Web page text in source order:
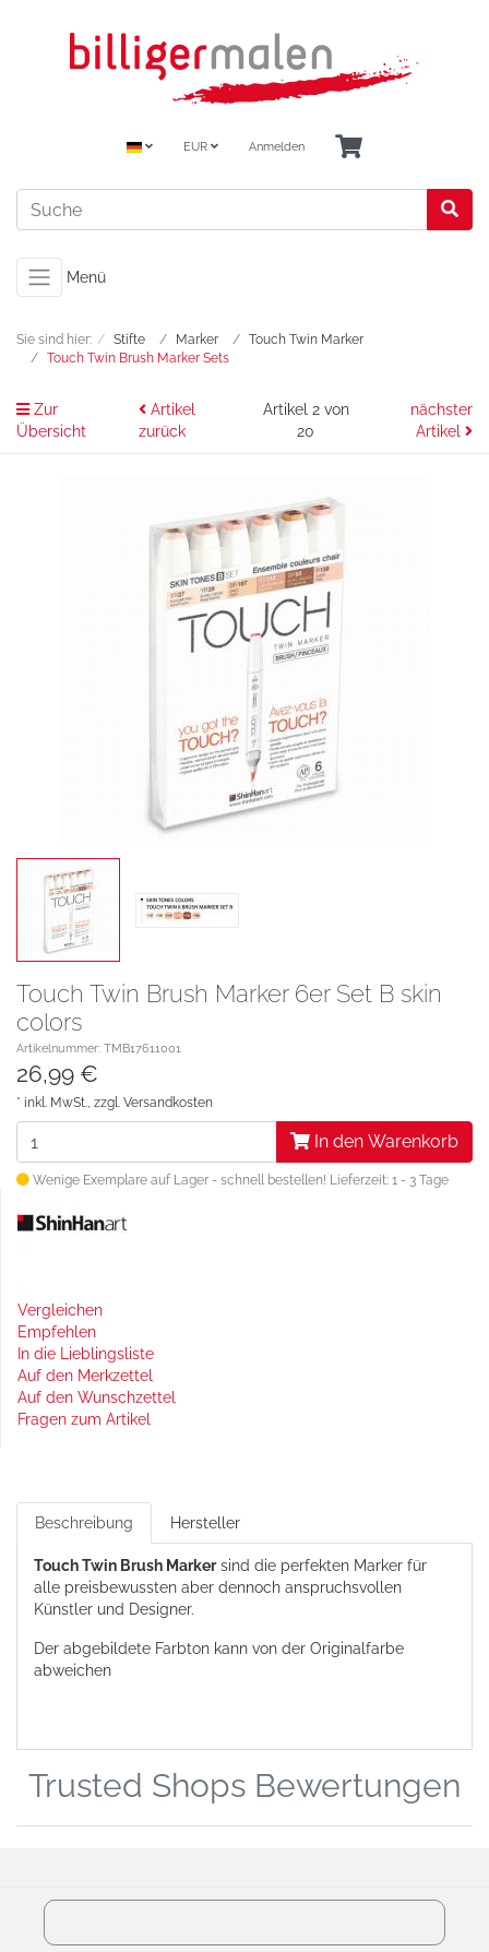
EUR Anmelden
Menü
Sie sind hier: Stifte Marker
Touch Twin Marker
Touch Twin Brush Marker Sets
Zur
Übersicht
Artikel
zurück
Artikel 2 von
20
nächster
Artikel
Touch Twin Brush Marker 6er Set B skin
colors
Artikelnummer: TMB17611001
26,99 €
* inkl. MwSt., zzgl. Versandkosten
In den Warenkorb
Wenige Exemplare auf Lager - schnell bestellen! Lieferzeit: 1 - 3 Tage
Vergleichen
Empfehlen
In die Lieblingsliste
Auf den Merkzettel
Auf den Wunschzettel
Fragen zum Artikel
Beschreibung Hersteller
Touch Twin Brush Markersind die perfekten Marker für
alle preisbewussten aber dennoch anspruchsvollen
Künstler und Designer.
Der abgebildete Farbton kann von der Originalfarbe
abweichen
Trusted Shops Bewertungen